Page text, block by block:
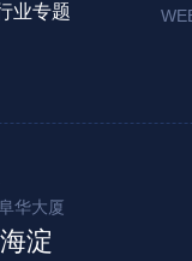
业专题
华大厦
淀